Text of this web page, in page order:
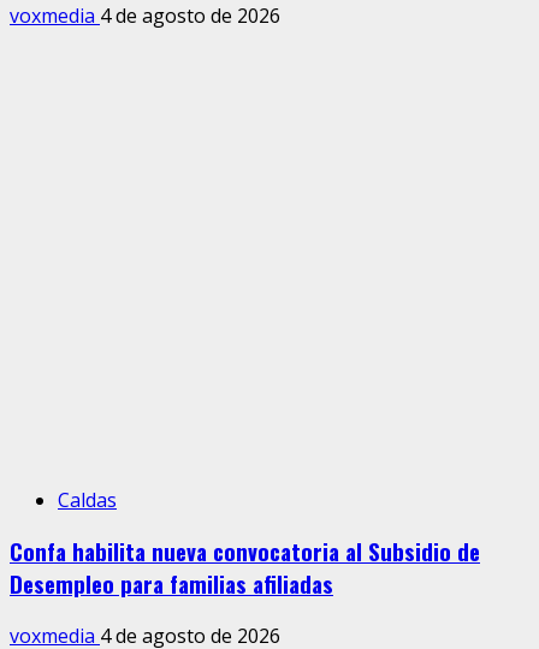
voxmedia 4 de agosto de 2026
Caldas
Confa habilita nueva convocatoria al Subsidio de
Desempleo para familias afiliadas
voxmedia 4 de agosto de 2026